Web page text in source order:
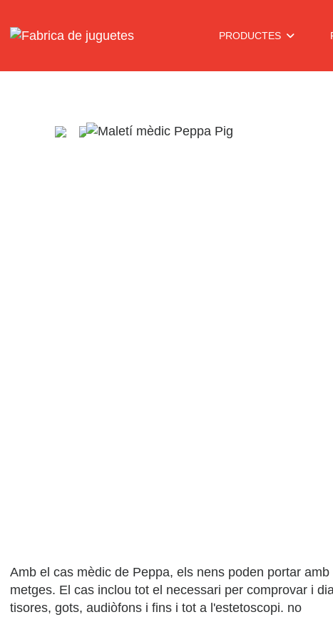
PRODUCTES
Amb el cas mèdic de Peppa, els nens poden portar
metges. El cas inclou tot el necessari per comprovar i
tisores, gots, audiòfons i fins i tot a l'estetoscopi. no